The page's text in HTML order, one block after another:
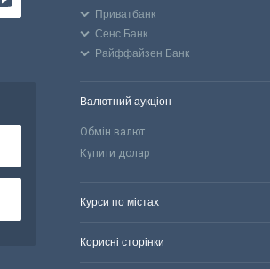
Приватбанк
Сенс Банк
Райффайзен Банк
Валютний аукціон
Обмін валют
Купити долар
Курси по містах
Корисні сторінки